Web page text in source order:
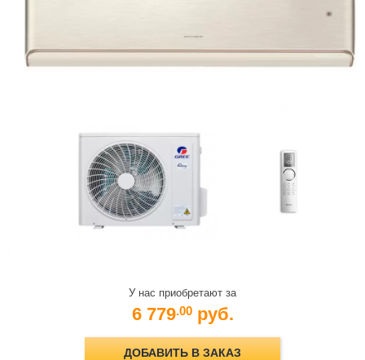
У нас приобретают за
6 779.00 руб.
ДОБАВИТЬ В ЗАКАЗ